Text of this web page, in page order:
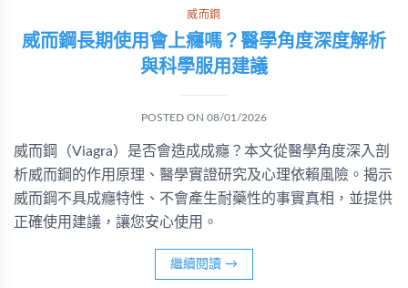
威而鋼
威而鋼長期使用會上癮嗎？醫學角度深度解析
與科學服用建議
POSTED ON 08/01/2026
威而鋼（Viagra）是否會造成成癮？本文從醫學角度深入剖
析威而鋼的作用原理、醫學實證研究及心理依賴風險。揭示
威而鋼不具成癮特性、不會產生耐藥性的事實真相，並提供
正確使用建議，讓您安心使用。
繼續閱讀 →